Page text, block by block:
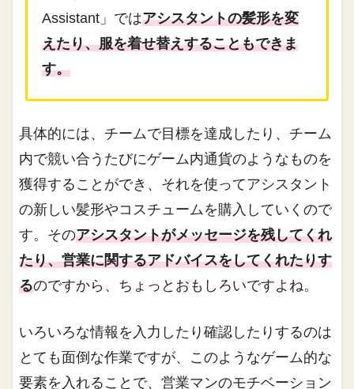
Assistant」ではアシスタントの髪形を変
えたり、服を着せ替えすることもできま
す。
具体的には、チームで目標を達成したり、チーム
内で競い合うたびにゲーム内通貨のようなものを
獲得することができ、それを使ってアシスタント
の新しい髪形やコスチュームを購入していくので
す。そのアシスタントがメッセージを残してくれ
たり、営業に関するアドバイスをしてくれたりす
るのですから、ちょっとおもしろいですよね。
いろいろな情報を入力したり確認したりするのは
とても面倒な作業ですが、このようなゲーム的な
要素を入れることで、営業マンのモチベーション